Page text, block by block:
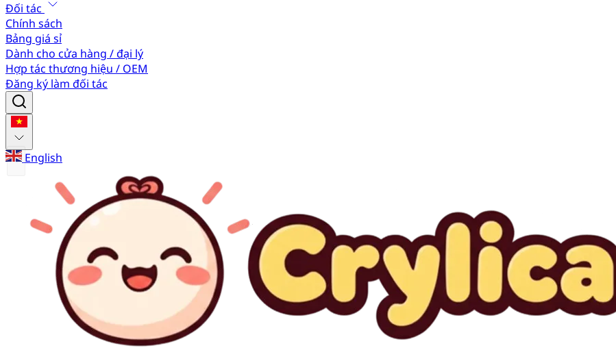
Đối tác
Chính sách
Bảng giá sỉ
Dành cho cửa hàng / đại lý
Hợp tác thương hiệu / OEM
Đăng ký làm đối tác
English